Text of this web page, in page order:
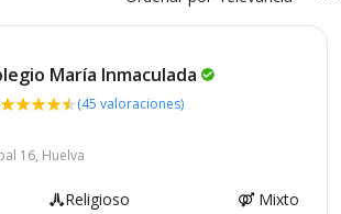
María Inmaculada
(45 valoraciones)
16, Huelva
Religioso
Mixto